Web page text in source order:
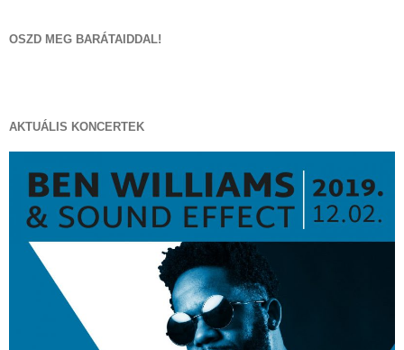
OSZD MEG BARÁTAIDDAL!
AKTUÁLIS KONCERTEK